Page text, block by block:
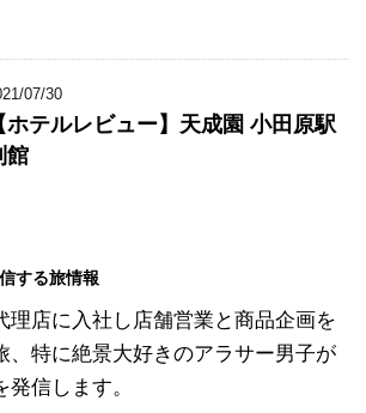
07/30
ホテルレビュー】天成園 小田原駅
館
する旅情報
理店に入社し店舗営業と商品企画を
、特に絶景大好きのアラサー男子が
信します。